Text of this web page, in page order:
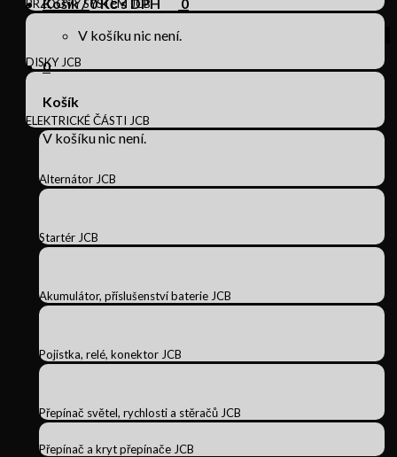
V košíku nic není.
0
Košík
V košíku nic není.
BRZDOVÝ SYSTÉM JCB
DISKY JCB
ELEKTRICKÉ ČÁSTI JCB
Alternátor JCB
Startér JCB
Akumulátor, příslušenství baterie JCB
Pojistka, relé, konektor JCB
Přepínač světel, rychlosti a stěračů JCB
Přepínač a kryt přepínače JCB